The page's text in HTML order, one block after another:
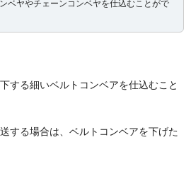
ベヤやチェーンコンベヤを仕込むことがで
する細いベルトコンベアを仕込むこと
する場合は、ベルトコンベアを下げた